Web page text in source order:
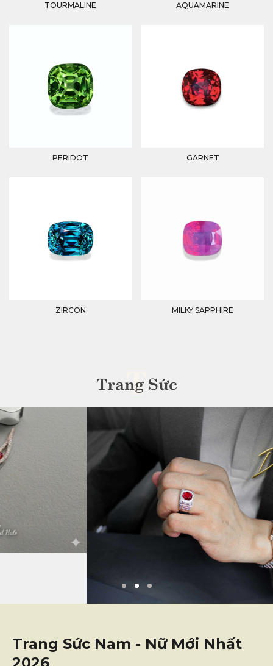
TOURMALINE AQUAMARINE
PERIDOT GARNET
ZIRCON MILKY SAPPHIRE
Trang Sức
T
Trang Sức Nam - Nữ Mới Nhất